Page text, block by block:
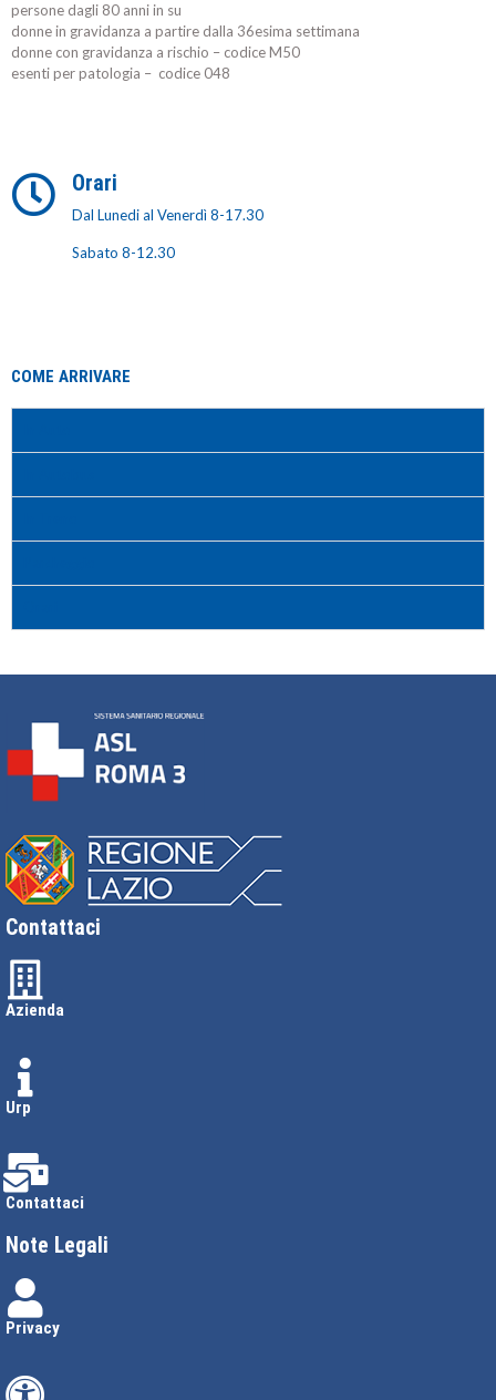
persone dagli 80 anni in su
donne in gravidanza a partire dalla 36esima settimana
donne con gravidanza a rischio – codice M50
esenti per patologia – codice 048
Orari
Dal Lunedi al Venerdì 8-17.30
Sabato 8-12.30
COME ARRIVARE
Contattaci
Azienda
Urp
Contattaci
Note Legali
Privacy